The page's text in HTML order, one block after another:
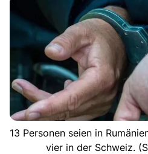
13 Personen seien in
vier in der Schweiz.